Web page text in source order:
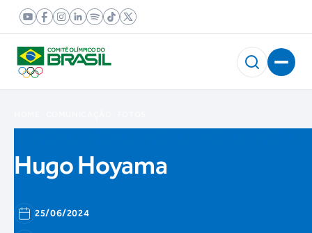
Hugo Hoyama
25/06/2024